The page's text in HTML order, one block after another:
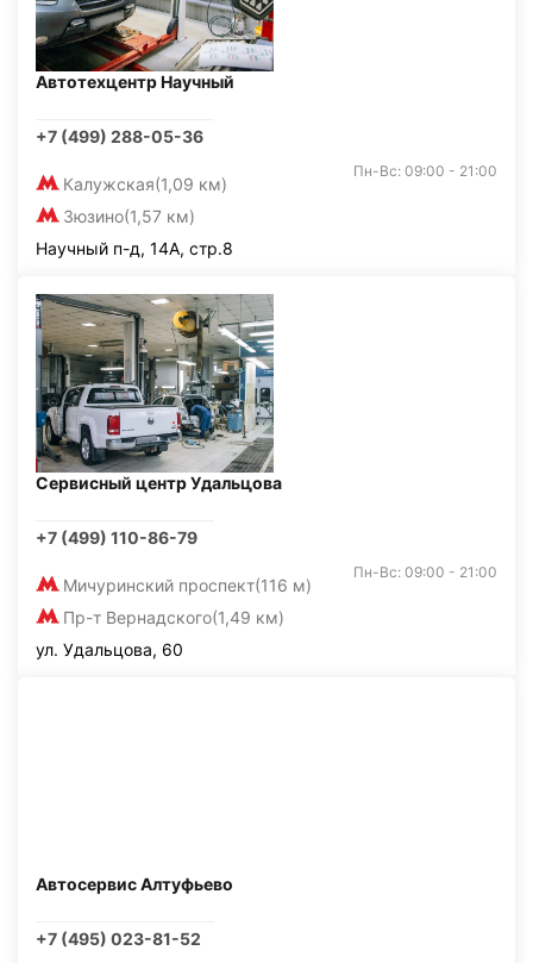
Автотехцентр Научный
+7 (499) 288-05-36
Калужская(1,09 км)
Зюзино(1,57 км)
Пн-Вс: 09:00 - 21:00
Научный п-д, 14А, стр.8
Сервисный центр Удальцова
+7 (499) 110-86-79
Мичуринский проспект(116 м)
Пр-т Вернадского(1,49 км)
Пн-Вс: 09:00 - 21:00
ул. Удальцова, 60
Автосервис Алтуфьево
+7 (495) 023-81-52